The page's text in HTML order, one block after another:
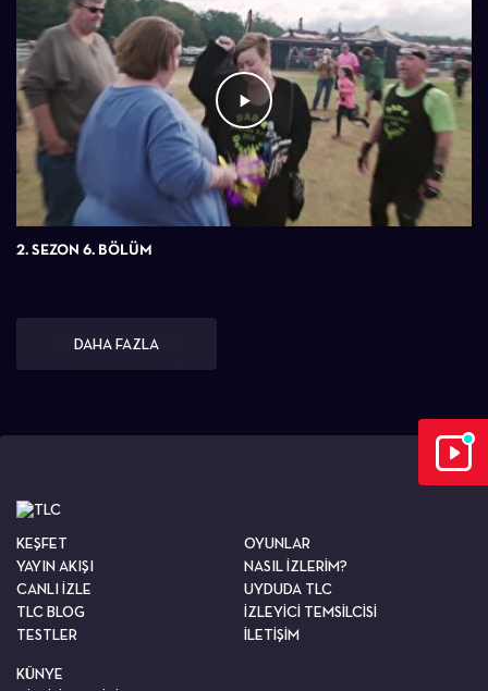
2. SEZON 6. BÖLÜM
DAHA FAZLA
KEŞFET
YAYIN AKIŞI
CANLI İZLE
TLC BLOG
TESTLER
OYUNLAR
NASIL İZLERİM?
UYDUDA TLC
İZLEYİCİ TEMSİLCİSİ
İLETİŞİM
KÜNYE